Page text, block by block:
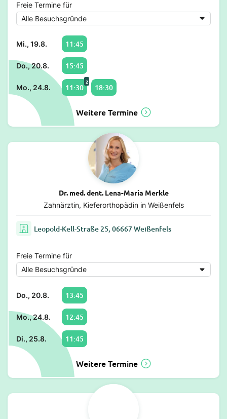
Freie Termine für
Mi., 19.8. 11:45
Do., 20.8. 15:45
Mo., 24.8. 11:30
2
18:30
Weitere Termine
Dr. med. dent. Lena-Maria Merkle
Zahnärztin, Kieferorthopädin in Weißenfels
Leopold-Kell-Straße 25, 06667 Weißenfels
Freie Termine für
Do., 20.8. 13:45
Mo., 24.8. 12:45
Di., 25.8. 11:45
Weitere Termine